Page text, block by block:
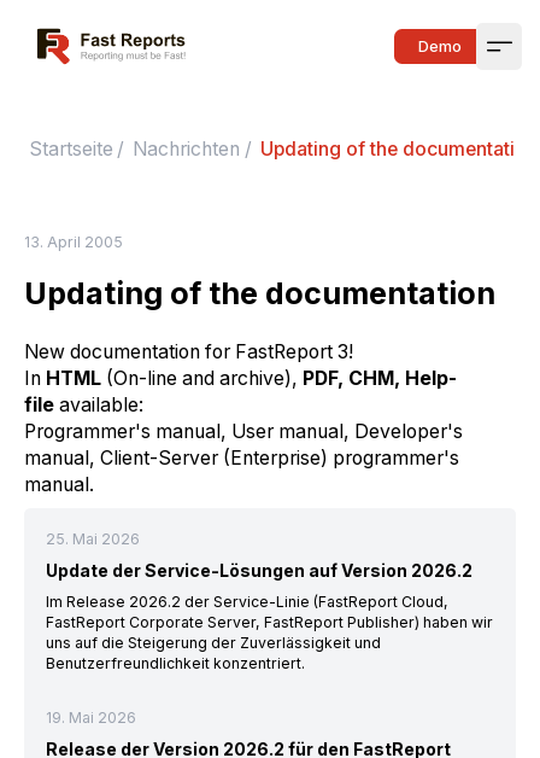
Fast Reports Demo
Startseite / Nachrichten / Updating of the documentation
13. April 2005
Updating of the documentation
New documentation for FastReport 3!
In HTML (On-line and archive), PDF, CHM, Help-
file available:
Programmer's manual, User manual, Developer's
manual, Client-Server (Enterprise) programmer's
manual.
25. Mai 2026
Update der Service-Lösungen auf Version 2026.2
Im Release 2026.2 der Service-Linie (FastReport Cloud,
FastReport Corporate Server, FastReport Publisher) haben wir
uns auf die Steigerung der Zuverlässigkeit und
Benutzerfreundlichkeit konzentriert.
19. Mai 2026
Release der Version 2026.2 für den FastReport